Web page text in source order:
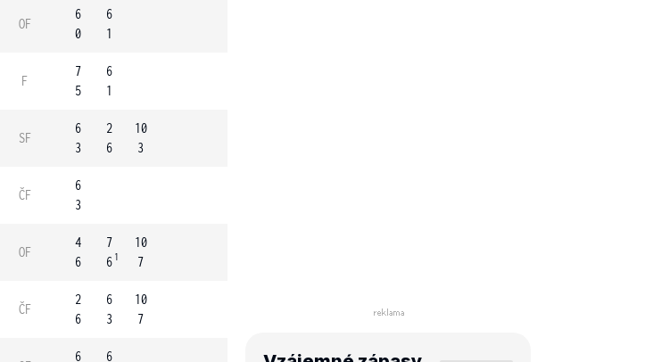
OF
6
0
6
1
F
7
5
6
1
SF
6
3
2
6
10
3
ČF
6
3
OF
4
6
7
6 1
10
7
ČF
2
6
6
3
10
7
6
6